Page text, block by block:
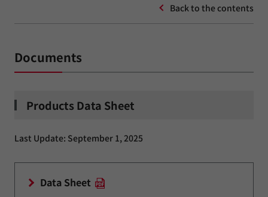
Back to the contents
Documents
Products Data Sheet
Last Update: September 1, 2025
Data Sheet